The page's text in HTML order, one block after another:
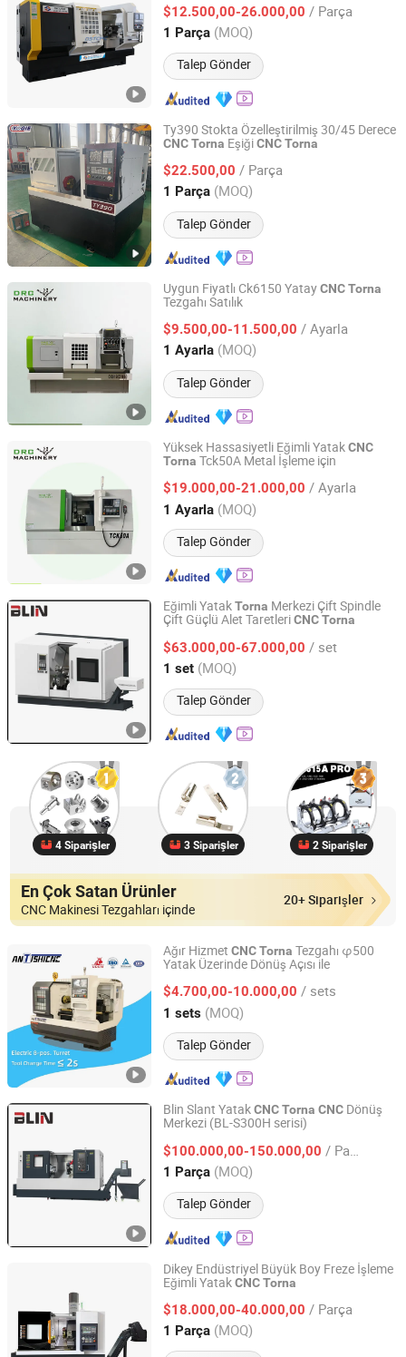
$12.500,00-26.000,00 / Parça
1 Parça (MOQ)
Talep Gönder
Shandong, China Fiyat 2023
Ty390 Stokta Özelleştirilmiş 30/45 Derece
CNCTorna EşiğiCNCTorna
$22.500,00 / Parça
1 Parça (MOQ)
Talep Gönder
Luoyang Yujie Industry&Trade Co., Ltd.
Henan, China Fiyat 2024
Uygun Fiyatlı Ck6150 YatayCNCTorna
Tezgahı Satılık
$9.500,00-11.500,00 / Ayarla
1 Ayarla (MOQ)
Talep Gönder
Dalian R&C Machinery Co., Ltd.
Liaoning, China Fiyat 2022
Yüksek Hassasiyetli Eğimli YatakCNC
Torna Tck50A Metal İşleme için
$19.000,00-21.000,00 / Ayarla
1 Ayarla (MOQ)
Talep Gönder
Dalian R&C Machinery Co., Ltd.
Liaoning, China Fiyat 2022
Eğimli YatakTorna Merkezi Çift Spindle
Çift Güçlü Alet TaretleriCNCTorna
$63.000,00-67.000,00 / set
1 set (MOQ)
Talep Gönder
Ningbo Blin Machinery Co., Ltd.
Zhejiang, China Fiyat 2012
4 Siparişler 3 Siparişler 2 Siparişler
En Çok Satan Ürünler
CNC Makinesi Tezgahları içinde
20+ Siparişler
Ağır Hizmet CNCTorna Tezgahı φ500
Yatak Üzerinde Dönüş Açısı ile
$4.700,00-10.000,00 / sets
1 sets (MOQ)
Talep Gönder
Shanghai Ants Machine Equipment Co., Ltd.
Shanghai, China Fiyat 2023
Blin Slant YatakCNCTorna CNC Dönüş
Merkezi (BL-S300H serisi)
$100.000,00-150.000,00 / Parça
1 Parça (MOQ)
Talep Gönder
Ningbo Blin Machinery Co., Ltd.
Zhejiang, China Fiyat 2012
Dikey Endüstriyel Büyük Boy Freze İşleme
Eğimli YatakCNCTorna
$18.000,00-40.000,00 / Parça
1 Parça (MOQ)
Guangdong Taizheng Intelligent Equipment Co., LTD
Guangdong, China Fiyat 2024